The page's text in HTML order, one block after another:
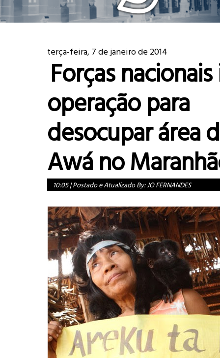
terça-feira, 7 de janeiro de 2014
Forças
operação para
desocupar área
Awá no
10:05|Postado e Atualizado By:JO FERNANDES